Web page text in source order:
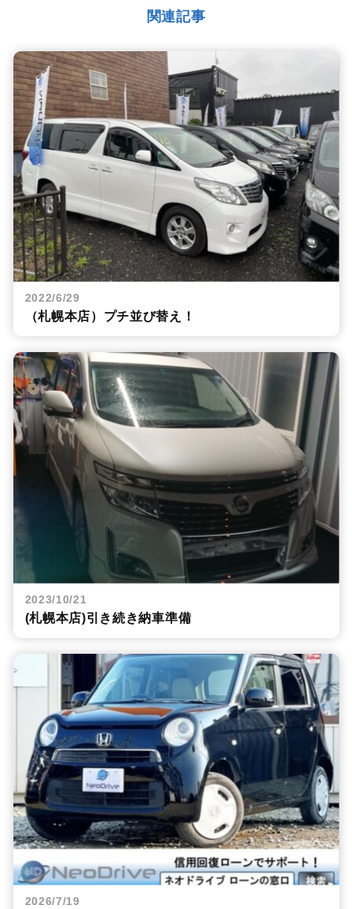
関連記事
2022/6/29
（札幌本店）プチ並び替え！
2023/10/21
(札幌本店)引き続き納車準備
2026/7/19